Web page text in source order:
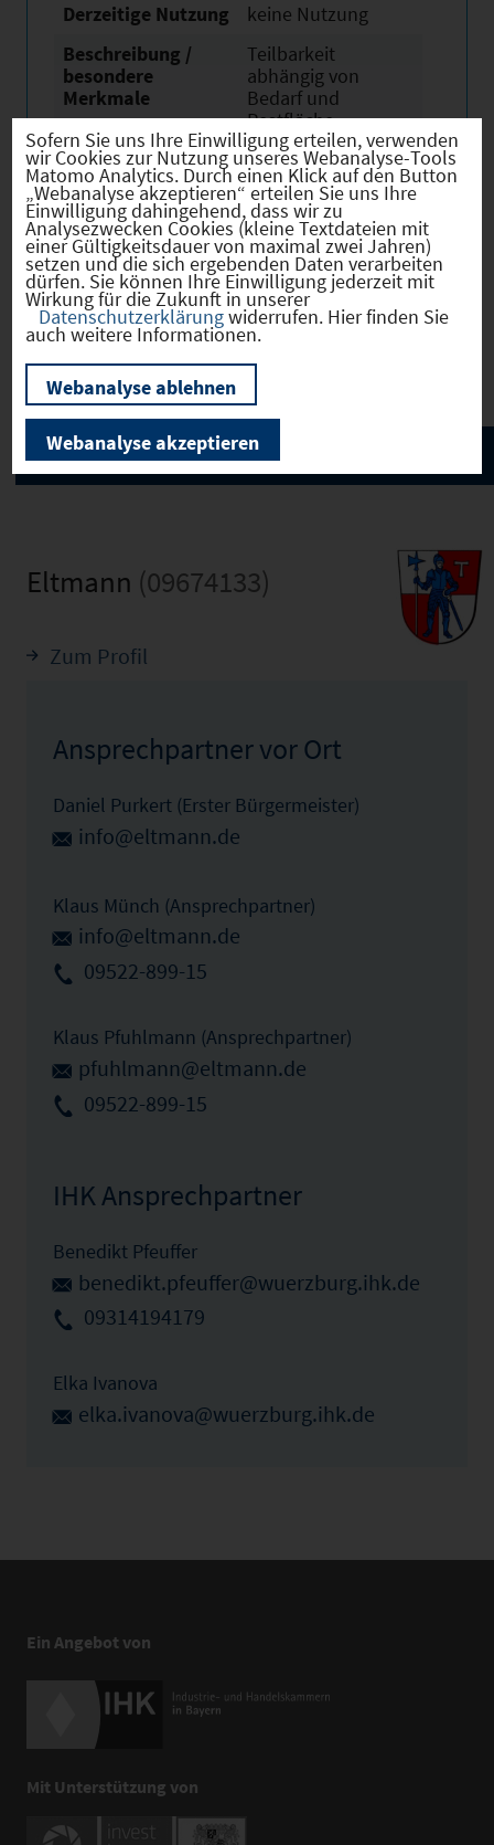
Derzeitige Nutzung
keine Nutzung
Beschreibung /
besondere
Merkmale
Teilbarkeit
abhängig von
Bedarf und
Restfläche.
Verkehr
Infrastruktur
Eltmann (09674133)
Zum Profil
Ansprechpartner vor Ort
Daniel Purkert (Erster Bürgermeister)
info@eltmann.de
Klaus Münch (Ansprechpartner)
info@eltmann.de
09522-899-15
Klaus Pfuhlmann (Ansprechpartner)
pfuhlmann@eltmann.de
09522-899-15
IHK Ansprechpartner
Benedikt Pfeuffer
benedikt.pfeuffer@wuerzburg.ihk.de
09314194179
Elka Ivanova
elka.ivanova@wuerzburg.ihk.de
Ein Angebot von
Mit Unterstützung von
Sofern Sie uns Ihre Einwilligung erteilen, verwenden
wir Cookies zur Nutzung unseres Webanalyse-Tools
Matomo Analytics. Durch einen Klick auf den Button
„Webanalyse akzeptieren“ erteilen Sie uns Ihre
Einwilligung dahingehend, dass wir zu
Analysezwecken Cookies (kleine Textdateien mit
einer Gültigkeitsdauer von maximal zwei Jahren)
setzen und die sich ergebenden Daten verarbeiten
dürfen. Sie können Ihre Einwilligung jederzeit mit
Wirkung für die Zukunft in unserer
Datenschutzerklärungwiderrufen. Hier finden Sie
auch weitere Informationen.
Webanalyse ablehnen
Webanalyse akzeptieren